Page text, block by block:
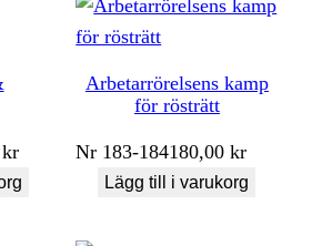
kr
Arbetarrörelsens kamp
för rösträtt
Nr 183-184180,00kr
Lägg till i varukorg